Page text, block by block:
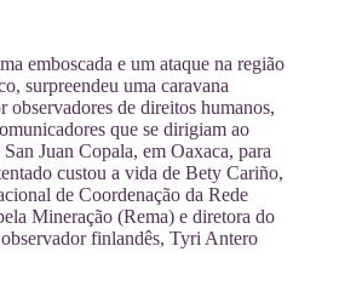
emboscada e um ataque na região
surpreendeu uma caravana
observadores de direitos humanos,
que se dirigiam ao
Juan Copala, em Oaxaca, para
custou a vida de Bety Cariño,
de Coordenação da Rede
Mineração (Rema) e diretora do
finlandês, Tyri Antero